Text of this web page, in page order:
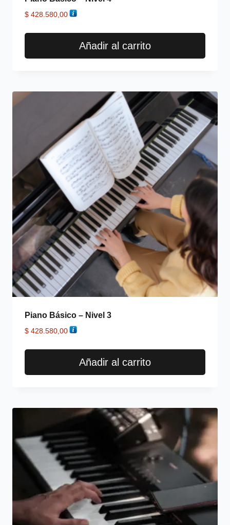
$ 428.580,00
Añadir al carrito
Piano Básico – Nivel 3
$ 428.580,00
Añadir al carrito